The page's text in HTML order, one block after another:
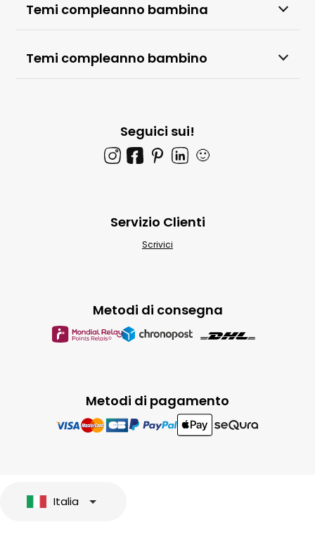
Temi compleanno bambina
Temi compleanno bambino
Seguici sui!
🙂
Metodi di pagamento
Metodi di consegna
Servizio Clienti
Scrivici
Italia